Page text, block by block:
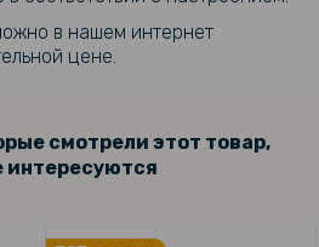
Fashion для Xiaomi Smart Band 10 /
для Xiaomi Smart Band 10, Black
в нашем интернет
цене.
смотрели этот товар,
интересуются